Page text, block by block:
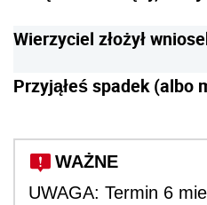
Wierzyciel złożył
Przyjąłeś spadek (albo
WAŻNE
UWAGA: Termin 6